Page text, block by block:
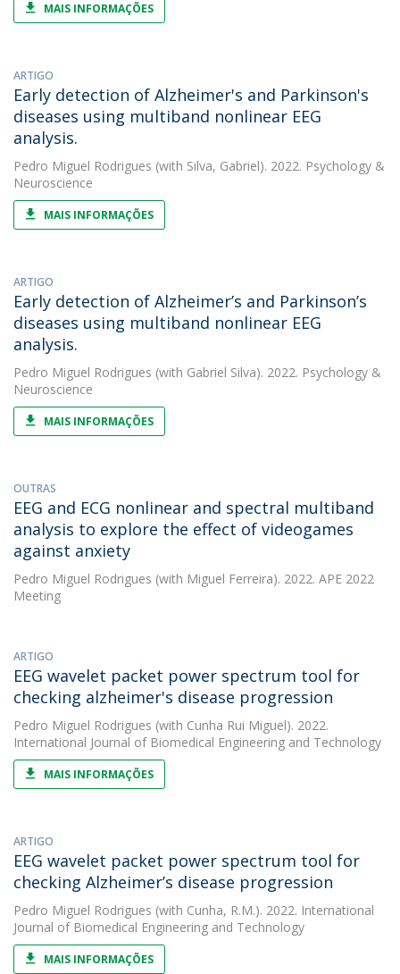
MAIS INFORMAÇÕES
ARTIGO
Early detection of Alzheimer's and Parkinson's
diseases using multiband nonlinear EEG
analysis.
Pedro Miguel Rodrigues (with Silva, Gabriel). 2022. Psychology &
Neuroscience
MAIS INFORMAÇÕES
ARTIGO
Early detection of Alzheimer’s and Parkinson’s
diseases using multiband nonlinear EEG
analysis.
Pedro Miguel Rodrigues (with Gabriel Silva). 2022. Psychology &
Neuroscience
MAIS INFORMAÇÕES
OUTRAS
EEG and ECG nonlinear and spectral multiband
analysis to explore the effect of videogames
against anxiety
Pedro Miguel Rodrigues (with Miguel Ferreira). 2022. APE 2022
Meeting
ARTIGO
EEG wavelet packet power spectrum tool for
checking alzheimer's disease progression
Pedro Miguel Rodrigues (with Cunha Rui Miguel). 2022.
International Journal of Biomedical Engineering and Technology
MAIS INFORMAÇÕES
ARTIGO
EEG wavelet packet power spectrum tool for
checking Alzheimer’s disease progression
Pedro Miguel Rodrigues (with Cunha, R.M.). 2022. International
Journal of Biomedical Engineering and Technology
MAIS INFORMAÇÕES